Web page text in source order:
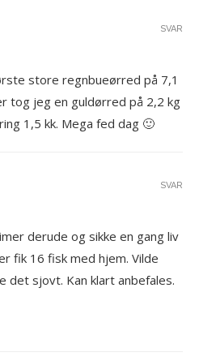
store regnbueørred på 7,1
tog jeg en guldørred på 2,2 kg
1,5 kk. Mega fed dag 🙂
SVAR
derude og sikke en gang liv
fik 16 fisk med hjem. Vilde
det sjovt. Kan klart anbefales.
SVAR